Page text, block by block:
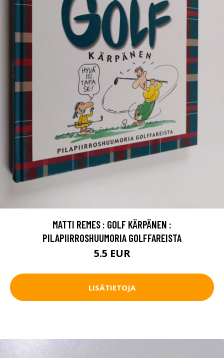
MATTI REMES : GOLF KÄRPÄNEN :
PILAPIIRROSHUUMORIA GOLFFAREISTA
5.5 EUR
LISÄTIETOJA